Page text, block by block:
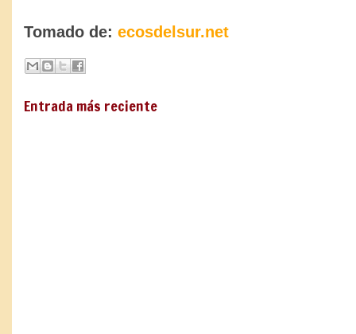
Tomado de: ecosdelsur.net
Entrada más reciente